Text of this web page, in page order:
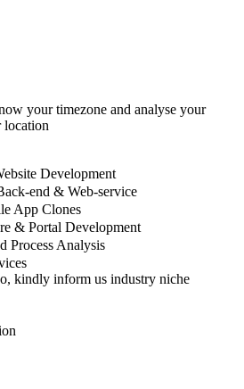
your timezone and analyse your
location
Development
end & Web-service
App Clones
& Portal Development
Process Analysis
kindly inform us industry niche